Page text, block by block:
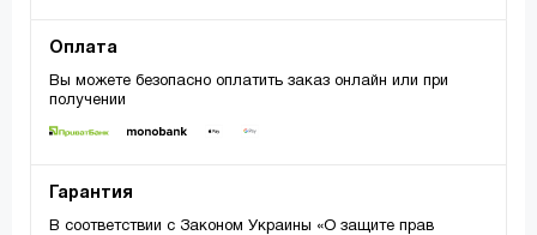
Оплата
Вы можете безопасно оплатить заказ онлайн или при
получении
Гарантия
В соответствии с Законом Украины «О защите прав